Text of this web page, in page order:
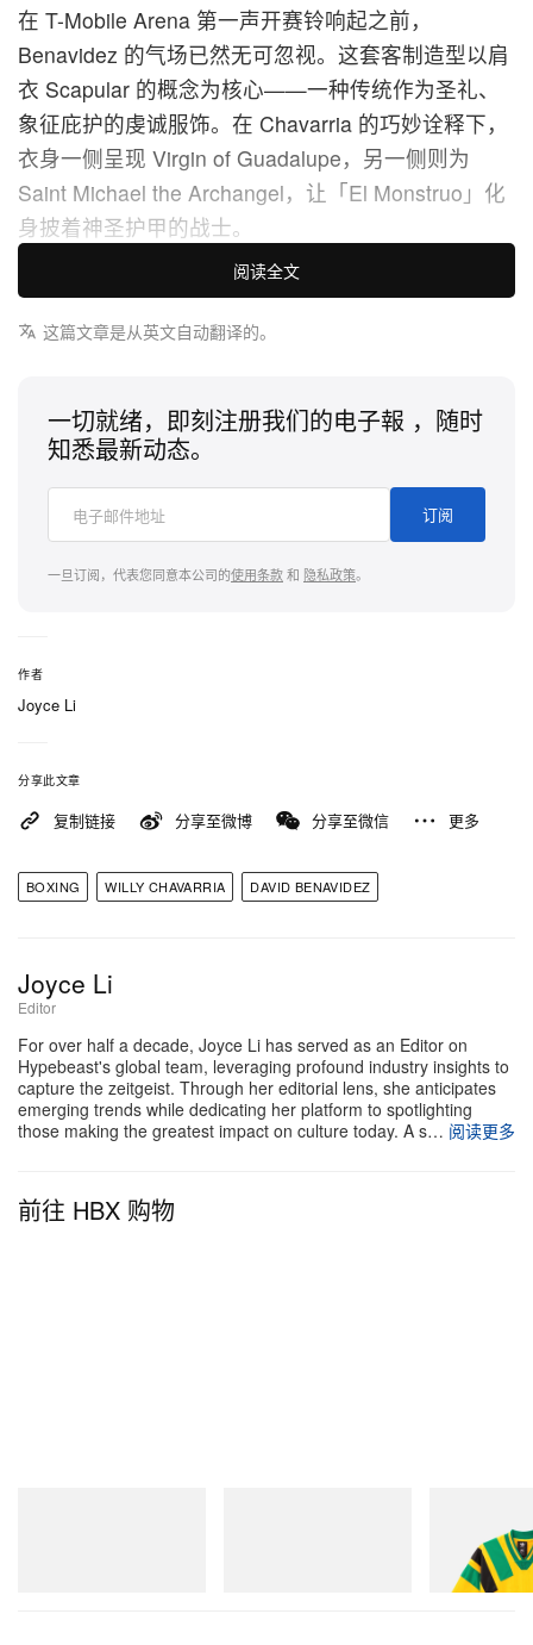
在 T-Mobile Arena 第一声开赛铃响起之前，
Benavidez 的气场已然无可忽视。这套客制造型以肩
衣 Scapular 的概念为核心——一种传统作为圣礼、
象征庇护的虔诚服饰。在 Chavarria 的巧妙诠释下，
衣身一侧呈现 Virgin of Guadalupe，另一侧则为
Saint Michael the Archangel，让「El Monstruo」化
身披着神圣护甲的战士。
短裤则直接取材自 Cholombiano「Pechera」——一
种在墨西哥街头风格中极具辨识度的胸前造型单品
感。为融入 Chavarria 标志性的视觉语汇，来自 Los
Angeles 的工艺匠人于布料上手绘繁复的玫瑰与荆棘
图案；荆棘成为天然盔甲的视觉隐喻，映照出要登上
拳坛巅峰所必须锤炼出的坚韧与美感。
这副「神圣盔甲」无疑在绳圈之内化为实质力量。在
Ramírez，夺下统一巡洋量级金腰带。这场胜利令他
的不败战绩推进至惊人的 32 胜 0 负（26 场 KO），
与巡洋量级都拿下世界冠军头衔的拳手。
回顾这次合作，Chavarria 也谈到他与拳王之间深厚
索什么样的造型能让他在擂台上感到自在且充满信
已宣告『El Monstruo』正式现身，」Chavarria 分享
道。「能替 David 和他太太打造服装，被邀请走进他
们的家庭生活，实在令人动容。我很自豪能成为他世
界的一部分，也以能称他为朋友为荣。」
阅读全文
这篇文章是从英文自动翻译的。
一切就绪，即刻注册我们的电子報 ，随时
知悉最新动态。
订阅
一旦订阅，代表您同意本公司的使用条款和 隐私政策。
作者
Joyce Li
分享此文章
复制链接 分享至微博 分享至微信 更多
BOXING WILLY CHAVARRIA DAVID BENAVIDEZ
Joyce Li
Editor
For over half a decade, Joyce Li has served as an Editor on
Hypebeast's global team, leveraging profound industry insights to
capture the zeitgeist. Through her editorial lens, she anticipates
emerging trends while dedicating her platform to spotlighting
those making the greatest impact on culture today. A s… 阅读更多
前往 HBX 购物
Adidas
Dead Disney
立刻购入